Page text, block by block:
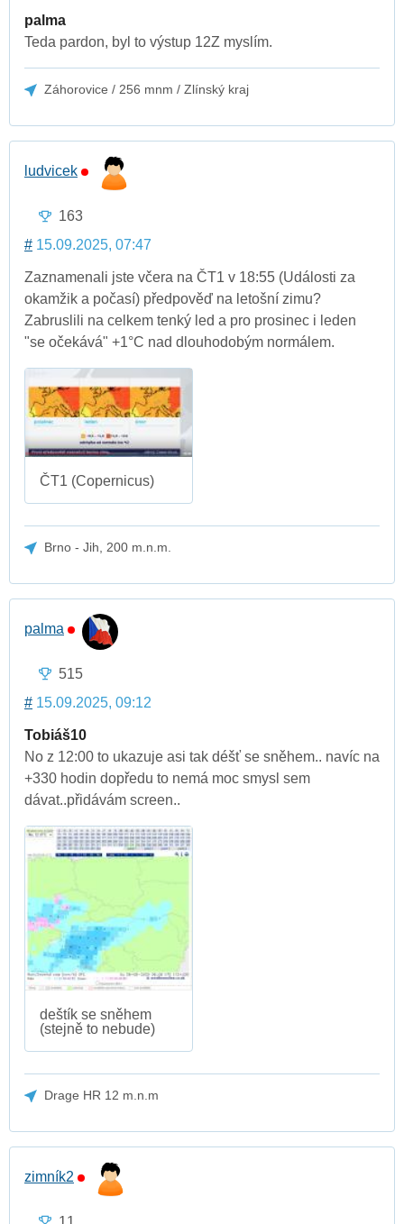
palma
Teda pardon, byl to výstup 12Z myslím.
Záhorovice / 256 mnm / Zlínský kraj
ludvicek
163
# 15.09.2025, 07:47
Zaznamenali jste včera na ČT1 v 18:55 (Události za
okamžik a počasí) předpověď na letošní zimu?
Zabruslili na celkem tenký led a pro prosinec i leden
"se očekává" +1°C nad dlouhodobým normálem.
ČT1 (Copernicus)
Brno - Jih, 200 m.n.m.
palma
515
# 15.09.2025, 09:12
Tobiáš10
No z 12:00 to ukazuje asi tak déšť se sněhem.. navíc na
+330 hodin dopředu to nemá moc smysl sem
dávat..přidávám screen..
deštík se sněhem
(stejně to nebude)
Drage HR 12 m.n.m
zimník2